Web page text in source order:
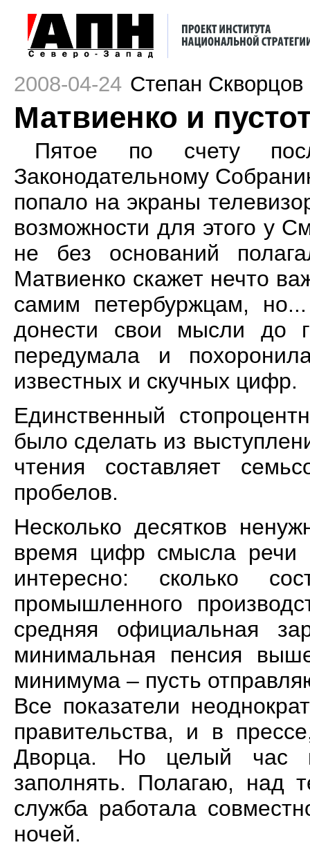
2008-04-24 Степан Скворцов
Матвиенко и
Пятое по счету
Законодательному
попало на экраны
возможности для этого у
не без оснований
Матвиенко скажет нечто
самим петербуржцам,
донести свои мысли до
передумала и
известных и скучных цифр.
Единственный
было сделать из
чтения составляет
пробелов.
Несколько десятков
время цифр смысла речи
интересно: сколько
промышленного
средняя официальная
минимальная пенсия
минимума – пусть
Все показатели
правительства, и в
Дворца. Но целый час
заполнять. Полагаю, над
служба работала
ночей.